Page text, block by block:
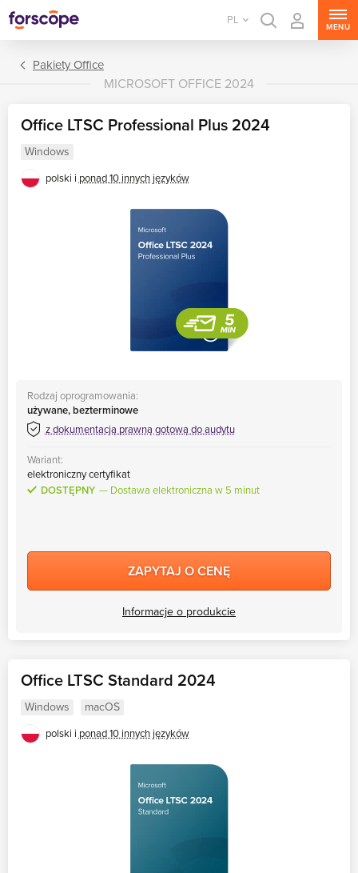
PL
MENU
Pakiety Office
MICROSOFT OFFICE 2024
Office LTSC Professional Plus 2024
Windows
polski i ponad 10 innych języków
Rodzaj oprogramowania:
używane, bezterminowe
z dokumentacją prawną gotową do audytu
Wariant:
elektroniczny certyfikat
DOSTĘPNY
Dostawa elektroniczna w 5 minut
ZAPYTAJ O CENĘ
Informacje o produkcie
Office LTSC Standard 2024
Windows macOS
polski i ponad 10 innych języków